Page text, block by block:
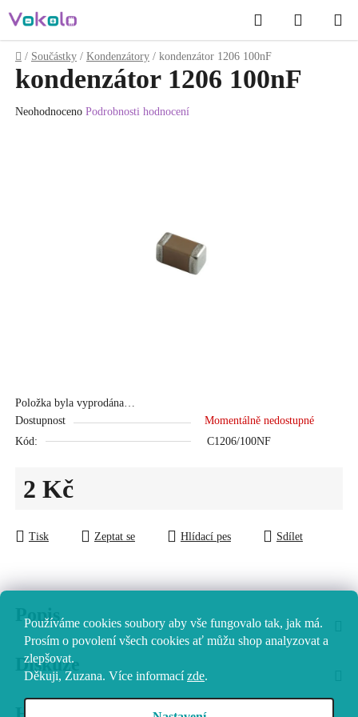
Používáme cookies soubory aby vše fungovalo tak, jak má.
Prosím o povolení všech cookies ať můžu shop analyzovat a
zlepšovat.
Děkuji, Zuzana. Více informací zde.
na
obsah
Hledat
KOŠÍK
Domů
/ Součástky / Kondenzátory / kondenzátor 1206 100nF
Položka byla vyprodána…
Dostupnost
Momentálně nedostupné
Kód:
C1206/100NF
2 Kč
Tisk Zeptat se Hlídací pes Sdílet
kondenzátor 1206 100nF
Průměrné
Neohodnoceno Podrobnosti hodnocení
Popis
Diskuze